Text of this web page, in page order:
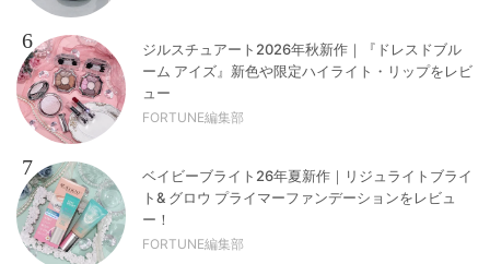
6
ジルスチュアート2026年秋新作｜『ドレスドブル
ーム アイズ』新色や限定ハイライト・リップをレビ
ュー
FORTUNE編集部
7
ベイビーブライト26年夏新作｜リジュライトブライ
ト& グロウ プライマーファンデーションをレビュ
ー！
FORTUNE編集部